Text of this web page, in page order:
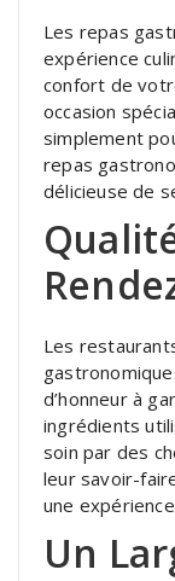
Les repas
expérience
confort de
occasion
simplement
repas
délicieuse de
Les
d’honneur à
ingrédients
soin par des
leur savoir-
une
Un